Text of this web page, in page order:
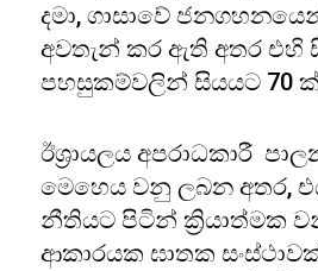
දමා, ගාසාවේ
අවතැන් කර ඇති අතර එහි
පහසුකම්වලින් සියයට 70
ඊශ්‍රායලය අපරාධකාරී
මෙහෙය වනු ලබන අතර,
නීතියට පිටින් ක්‍රියාත්මක
ආකාරයක ඝාතක